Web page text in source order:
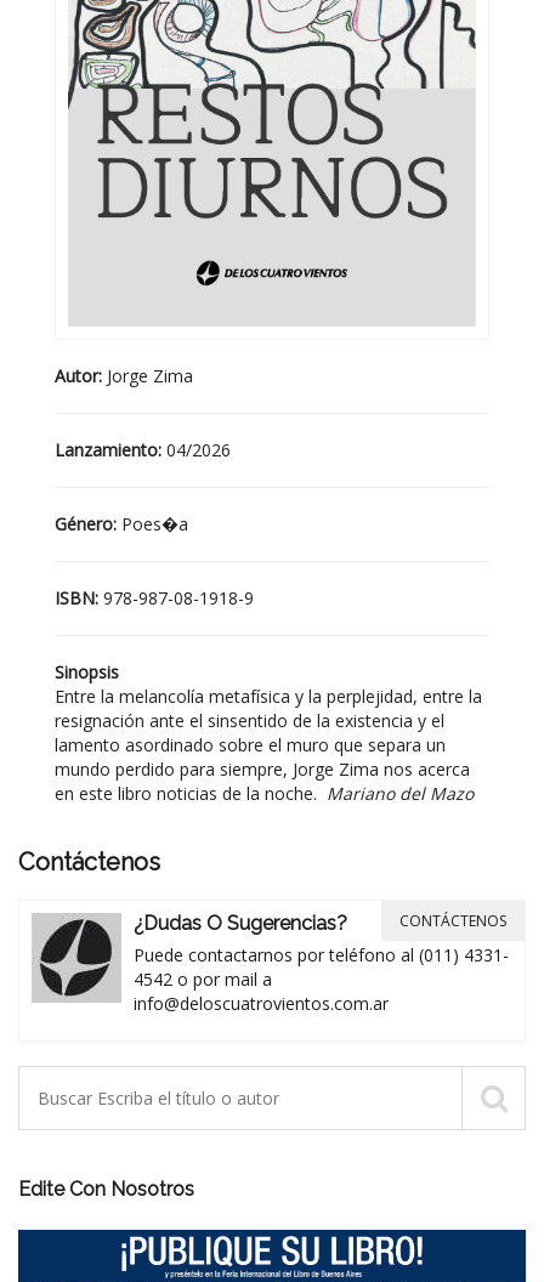
Autor: Jorge Zima
Lanzamiento: 04/2026
Género: Poes�a
ISBN: 978-987-08-1918-9
Sinopsis
Entre la melancolía metafísica y la perplejidad, entre la
resignación ante el sinsentido de la existencia y el
lamento asordinado sobre el muro que separa un
mundo perdido para siempre, Jorge Zima nos acerca
en este libro noticias de la noche. Mariano del Mazo
Contáctenos
¿Dudas O Sugerencias?
Puede contactarnos por teléfono al (011) 4331-
4542 o por mail a
info@deloscuatrovientos.com.ar
CONTÁCTENOS
Edite Con Nosotros